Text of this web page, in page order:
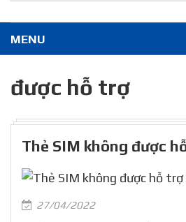
MENU
được hỗ trợ
Thẻ SIM không được
27/04/2022